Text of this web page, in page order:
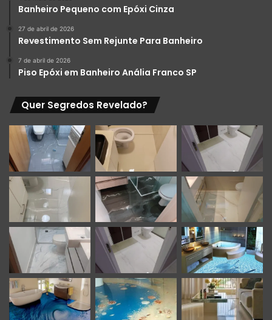
eficientes e esteticamente agradáveis, cabendo ao usuário
final decidir qual se adapta melhor às suas necessidades e
expectativas.
Piso epóxi bege
Banheiro Pequeno com Epóxi Cinza
27 de abril de 2026
Revestimento Sem Rejunte Para Banheiro
7 de abril de 2026
Piso Epóxi em Banheiro Anália Franco SP
Quer Segredos Revelado?